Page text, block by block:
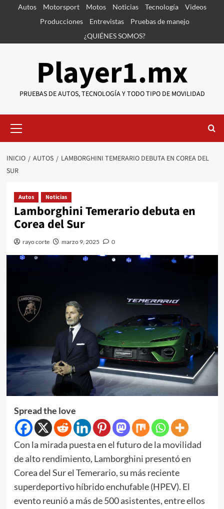
SaltarAutos Motorsport Motos Noticias Tecnología
Videos
Producciones
Entrevistas
Pruebas de manejo
¿QUIÉNES SOMOS?
Player1.mx
PRUEBAS DE AUTOS, TECNOLOGÍA Y TODO TIPO DE MOVILIDAD
primario
INICIO AUTOS
LAMBORGHINI TEMERARIO DEBUTA EN COREA DEL
SUR
Autos Noticias
Lamborghini Temerario debuta en
Corea del Sur
rayo corte marzo 9, 2025 0
Spread the love
Con la mirada puesta en el futuro de la movilidad
de alto rendimiento, Lamborghini presentó en
Corea del Sur el Temerario, su más reciente
superdeportivo híbrido enchufable (HPEV). El
evento reunió a más de 500 asistentes, entre ellos